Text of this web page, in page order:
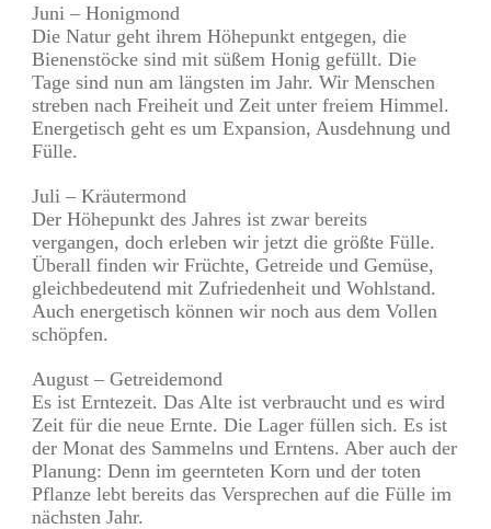
Juni – Honigmond
Die Natur geht ihrem Höhepunkt entgegen, die
Bienenstöcke sind mit süßem Honig gefüllt. Die
Tage sind nun am längsten im Jahr. Wir Menschen
streben nach Freiheit und Zeit unter freiem Himmel.
Energetisch geht es um Expansion, Ausdehnung und
Fülle.
Juli – Kräutermond
Der Höhepunkt des Jahres ist zwar bereits
vergangen, doch erleben wir jetzt die größte Fülle.
Überall finden wir Früchte, Getreide und Gemüse,
gleichbedeutend mit Zufriedenheit und Wohlstand.
Auch energetisch können wir noch aus dem Vollen
schöpfen.
August – Getreidemond
Es ist Erntezeit. Das Alte ist verbraucht und es wird
Zeit für die neue Ernte. Die Lager füllen sich. Es ist
der Monat des Sammelns und Erntens. Aber auch der
Planung: Denn im geernteten Korn und der toten
Pflanze lebt bereits das Versprechen auf die Fülle im
nächsten Jahr.